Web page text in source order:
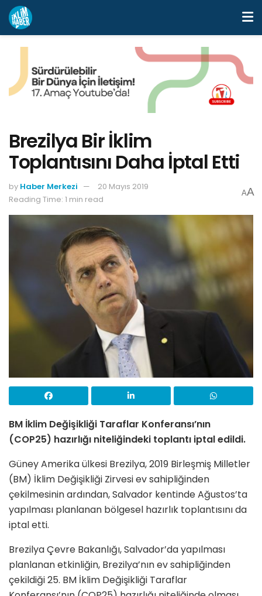
Brezilya Bir İklim
Toplantısını Daha İptal Etti
by Haber Merkezi
20 Mayıs 2019
Reading Time: 1 min read
AA
BM İklim Değişikliği Taraflar Konferansı’nın
(COP25) hazırlığı niteliğindeki toplantı iptal edildi.
Güney Amerika ülkesi Brezilya, 2019 Birleşmiş Milletler
(BM) İklim Değişikliği Zirvesi ev sahipliğinden
çekilmesinin ardından, Salvador kentinde Ağustos’ta
yapılması planlanan bölgesel hazırlık toplantısını da
iptal etti.
Brezilya Çevre Bakanlığı, Salvador’da yapılması
planlanan etkinliğin, Brezilya’nın ev sahipliğinden
çekildiği 25. BM İklim Değişikliği Taraflar